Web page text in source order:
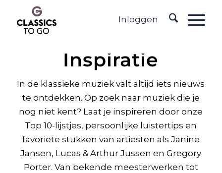
Inloggen
Inspiratie
In de klassieke muziek valt altijd iets nieuws
te ontdekken. Op zoek naar muziek die je
nog niet kent? Laat je inspireren door onze
Top 10-lijstjes, persoonlijke luistertips en
favoriete stukken van artiesten als Janine
Jansen, Lucas & Arthur Jussen en Gregory
Porter. Van bekende meesterwerken tot